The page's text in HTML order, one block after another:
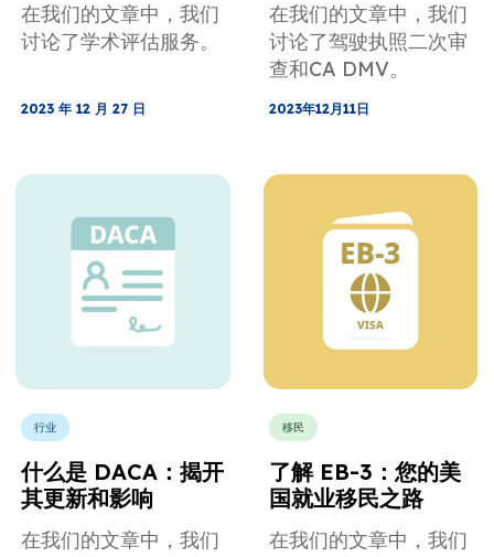
在我们的文章中，我们
讨论了学术评估服务。
2023 年 12 月 27 日
在我们的文章中，我们
讨论了驾驶执照二次审
查和CA DMV。
2023年12月11日
行业
什么是 DACA：揭开
其更新和影响
在我们的文章中，我们
移民
了解 EB-3：您的美
国就业移民之路
在我们的文章中，我们